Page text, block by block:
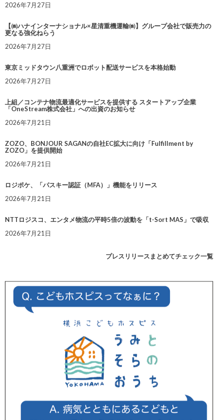
2026年7月27日
【㈱ハナインターナショナル×星清重機運輸㈱】グループ会社で販売力の
更なる強化ねらう
2026年7月27日
東京ミッドタウン八重洲でロボット配送サービスを本格始動
2026年7月27日
上組／コンテナ物流最適化サービスを提供する スタートアップ企業
「OneStream株式会社」への出資のお知らせ
2026年7月21日
ZOZO、BONJOUR SAGANの自社EC拡大に向け「Fulfillment by
ZOZO」を提供開始
2026年7月21日
ロジポケ、「パスキー認証（MFA）」機能をリリース
2026年7月21日
NTTロジスコ、エンタメ物流の平時5倍の波動を「t-Sort MAS」で吸収
2026年7月21日
プレスリリースまとめてチェック一覧